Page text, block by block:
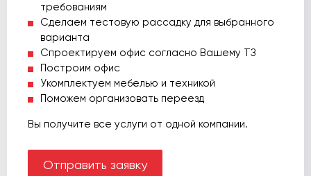
требованиям
Сделаем тестовую рассадку для выбранного
варианта
Спроектируем офис согласно Вашему ТЗ
Построим офис
Укомплектуем мебелью и техникой
Поможем организовать переезд
Вы получите все услуги от одной компании.
Отправить заявку